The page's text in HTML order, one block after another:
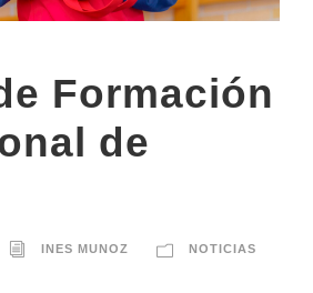
Formación
de
INES MUNOZ NOTICIAS